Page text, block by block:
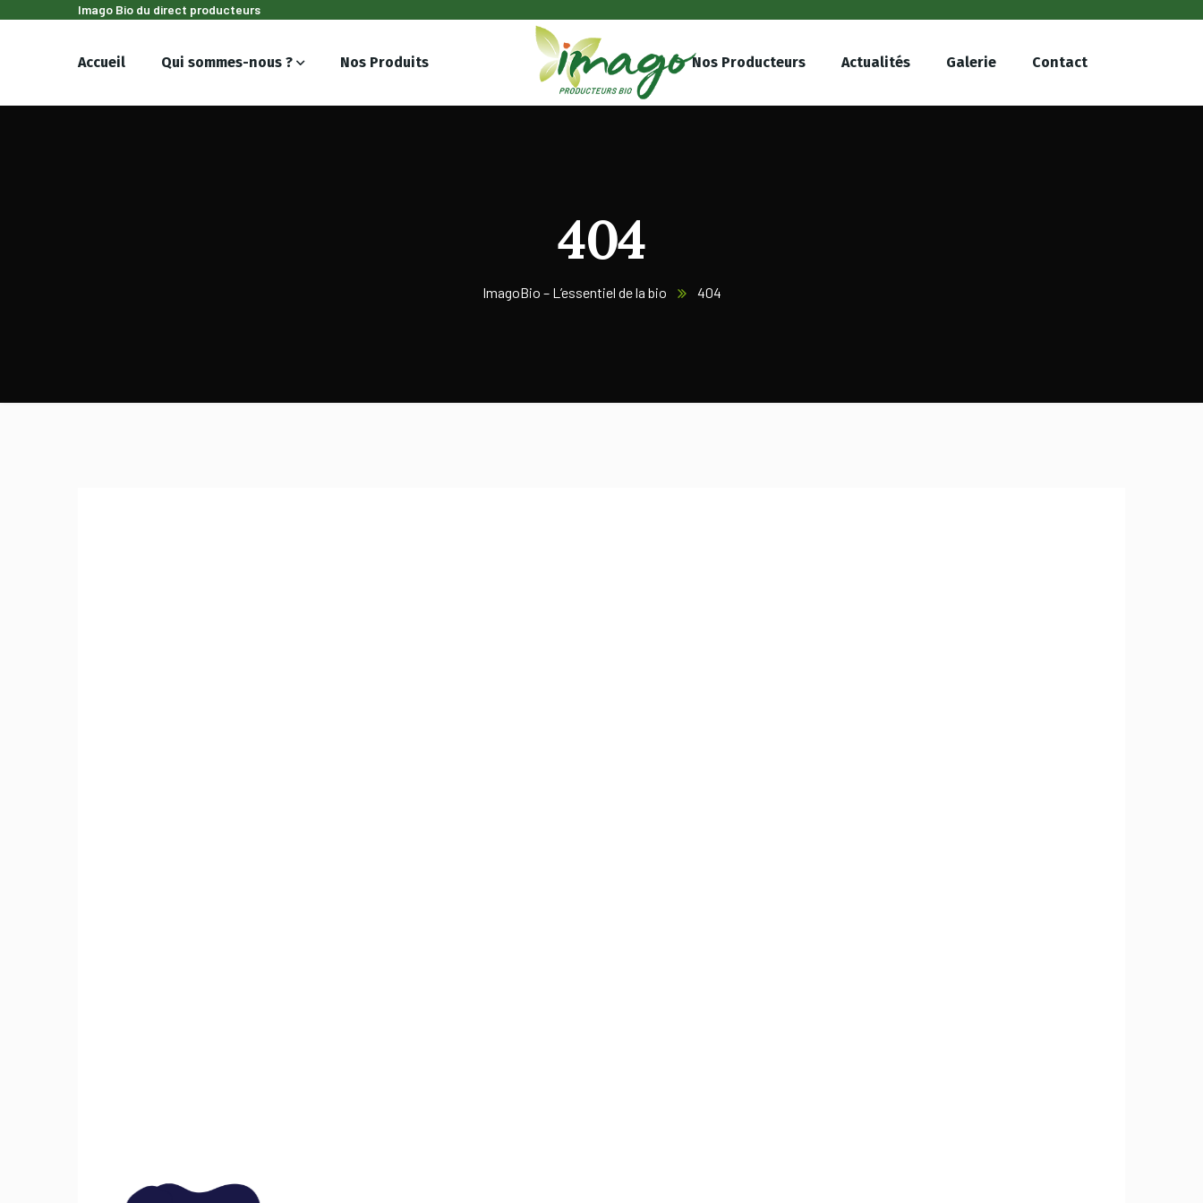
Imago Bio du direct producteurs
Accueil Qui sommes-nous ? Nos Produits Nos Producteurs Actualités Galerie Contact
404
ImagoBio – L’essentiel de la bio 404